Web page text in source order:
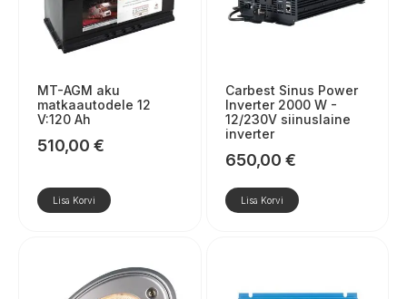
MT-AGM aku
matkaautodele 12
V:120 Ah
510,00 €
Lisa Korvi
Carbest Sinus Power
Inverter 2000 W -
12/230V siinuslaine
inverter
650,00 €
Lisa Korvi